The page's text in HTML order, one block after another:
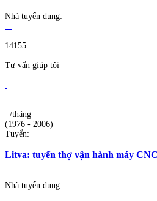
Nhà tuyển dụng:
14155
Tư vấn giúp tôi
/tháng
(1976 - 2006)
Tuyển:
Litva: tuyển thợ vận hành máy
Nhà tuyển dụng: